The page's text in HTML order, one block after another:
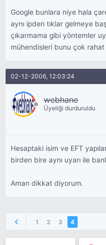
Google bunlara niye hala
aynı ipden tıklar gelmeye
çıkarmama gibi yöntemler
mühendisleri bunu çok
02-12-2006, 12:03:24
webhane
Üyeliği durduruldu
Hesaptaki isim ve EFT
birden bire aynı uyarı ile
Aman dikkat diyorum.
1 2 3 4